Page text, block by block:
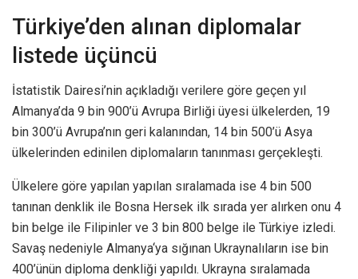
Türkiye’den alınan diplomalar
listede üçüncü
İstatistik Dairesi’nin açıkladığı verilere göre geçen yıl
Almanya’da 9 bin 900’ü Avrupa Birliği üyesi ülkelerden, 19
bin 300’ü Avrupa’nın geri kalanından, 14 bin 500’ü Asya
ülkelerinden edinilen diplomaların tanınması gerçekleşti.
Ülkelere göre yapılan yapılan sıralamada ise 4 bin 500
tanınan denklik ile Bosna Hersek ilk sırada yer alırken onu 4
bin belge ile Filipinler ve 3 bin 800 belge ile Türkiye izledi.
Savaş nedeniyle Almanya‘ya sığınan Ukraynalıların ise bin
400’ünün diploma denkliği yapıldı. Ukrayna sıralamada